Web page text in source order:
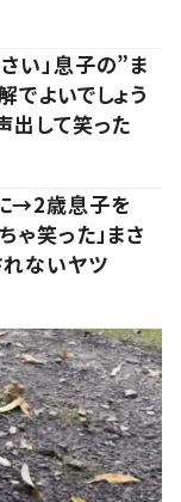
い」息子の”ま
よいでしょう
出して笑った
→2歳息子を
笑った」まさ
ないヤツ